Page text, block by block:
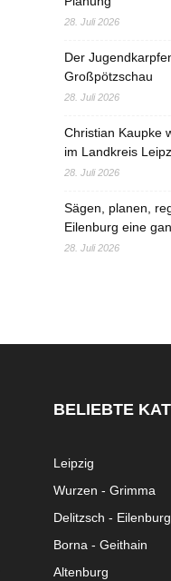
28. Juli 2026
Der
Großpötzschau
28. Juli 2026
Christian Kaupke
im Landkreis
28. Juli 2026
Sägen, planen,
Eilenburg eine
28. Juli 2026
BELIEBTE
Leipzig
Wurzen - Grimma
Delitzsch - Eilenburg
Borna - Geithain
Altenburg